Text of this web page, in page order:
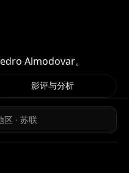
Almodovar。
影评与分析
区 · 苏联